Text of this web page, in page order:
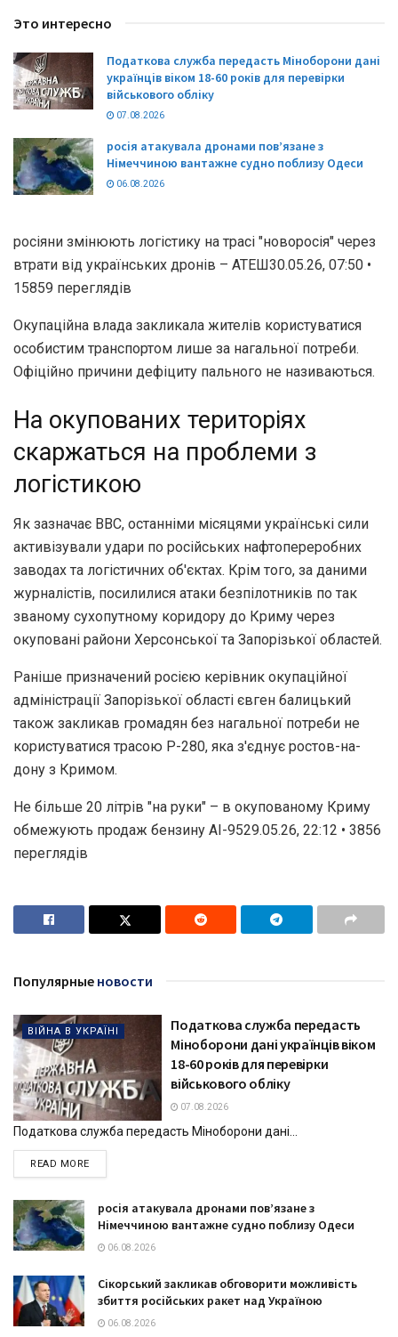
Это интересно
Податкова служба передасть Міноборони дані
українців віком 18-60 років для перевірки
військового обліку
07.08.2026
росія атакувала дронами пов’язане з
Німеччиною вантажне судно поблизу Одеси
06.08.2026
росіяни змінюють логістику на трасі "новоросія" через
втрати від українських дронів – АТЕШ30.05.26, 07:50 •
15859 переглядiв
Окупаційна влада закликала жителів користуватися
особистим транспортом лише за нагальної потреби.
Офіційно причини дефіциту пального не називаються.
На окупованих територіях
скаржаться на проблеми з
логістикою
Як зазначає BBC, останніми місяцями українські сили
активізували удари по російських нафтопереробних
заводах та логістичних об'єктах. Крім того, за даними
журналістів, посилилися атаки безпілотників по так
званому сухопутному коридору до Криму через
окуповані райони Херсонської та Запорізької областей.
Раніше призначений росією керівник окупаційної
адміністрації Запорізької області євген балицький
також закликав громадян без нагальної потреби не
користуватися трасою Р-280, яка з'єднує ростов-на-
дону з Кримом.
Не більше 20 літрів "на руки" – в окупованому Криму
обмежують продаж бензину АІ-9529.05.26, 22:12 • 3856
переглядiв
Популярные новости
ВІЙНА В УКРАЇНІ
Податкова служба передасть
Міноборони дані українців віком
18-60 років для перевірки
військового обліку
07.08.2026
Податкова служба передасть Міноборони дані...
READ MOREDETAILS
росія атакувала дронами пов’язане з
Німеччиною вантажне судно поблизу Одеси
06.08.2026
Сікорський закликав обговорити можливість
збиття російських ракет над Україною
06.08.2026